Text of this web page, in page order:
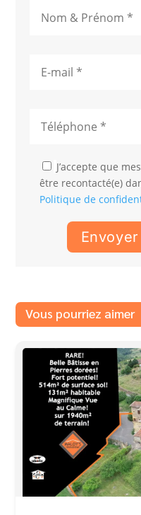
J’accepte que
être recontacté(e)
Politique de
Vous pourriez aimer